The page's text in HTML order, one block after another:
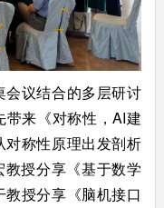
议结合的多层研讨
来《对称性，AI建
称性原理出发剖析
授分享《基于数学
授分享《脑机接口